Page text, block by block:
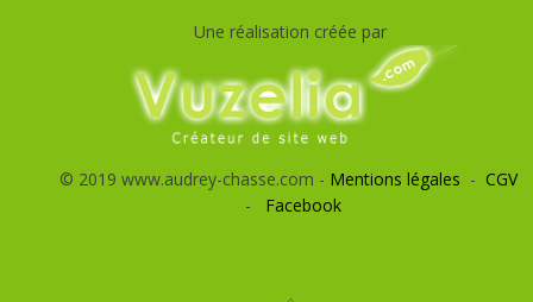
Une réalisation créée par
© 2019 www.audrey-chasse.com - Mentions légales - CGV
- Facebook